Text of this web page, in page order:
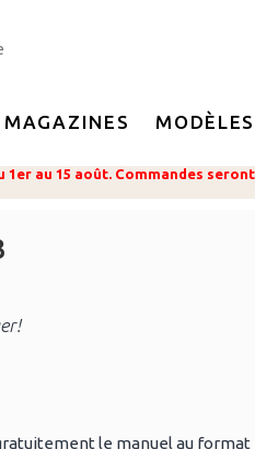
MAGAZINES MODÈLES
1er au 15 août. Commandes
le manuel au format